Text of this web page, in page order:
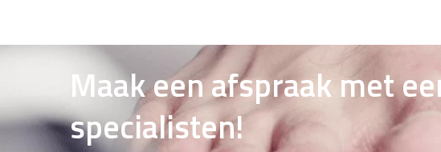
Maak een afspraak met
specialisten!